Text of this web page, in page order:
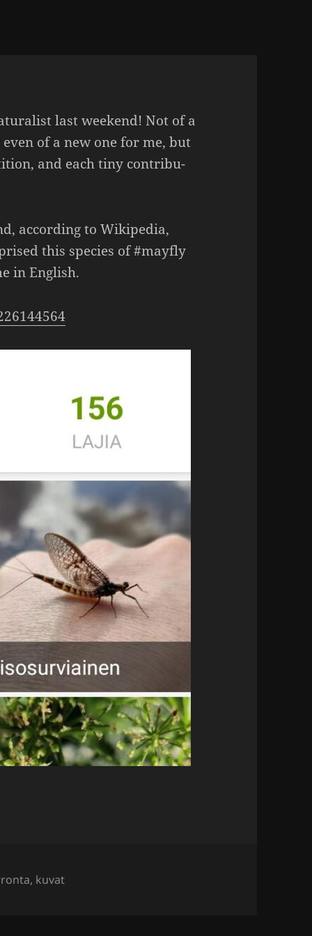
last weekend! Not of a
of a new one for me, but
and each tiny cont­ri­bu­
accor­ding to Wiki­pedia,
this species of #mayfly
in English.
, kuvat